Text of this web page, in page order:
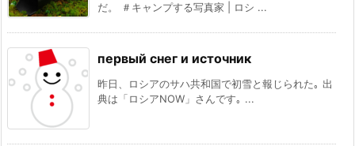
だ。 ＃キャンプする写真家 | ロシ ...
первый снег и источник
昨日、ロシアのサハ共和国で初雪と報じられた｡ 出
典は「ロシアNOW」さんです｡ ...